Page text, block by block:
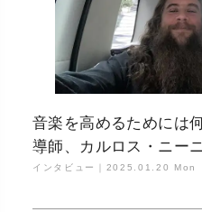
音楽を高めるためには
導師、カルロス・ニー
インタビュー｜ 2025.01.20 Mon